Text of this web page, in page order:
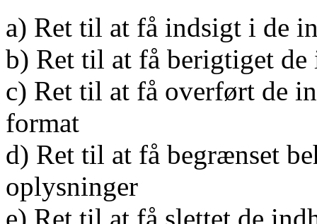
a) Ret til at få indsigt i de
b) Ret til at få berigtiget
c) Ret til at få overført de
format
d) Ret til at få begrænset
oplysninger
e) Ret til at få slettet de